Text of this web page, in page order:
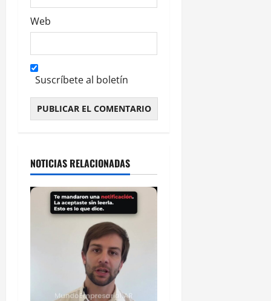
Web
Suscríbete al boletín
NOTICIAS RELACIONADAS